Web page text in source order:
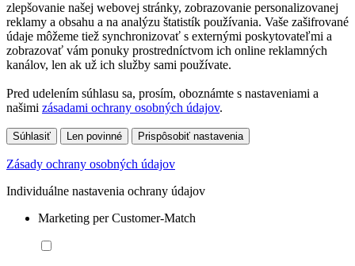
zlepšovanie našej webovej stránky, zobrazovanie personalizovanej
reklamy a obsahu a na analýzu štatistík používania. Vaše zašifrované
údaje môžeme tiež synchronizovať s externými poskytovateľmi a
zobrazovať vám ponuky prostredníctvom ich online reklamných
kanálov, len ak už ich služby sami používate.
Pred udelením súhlasu sa, prosím, oboznámte s nastaveniami a
našimi zásadami ochrany osobných údajov.
Súhlasiť Len povinné Prispôsobiť nastavenia
Zásady ochrany osobných údajov
Individuálne nastavenia ochrany údajov
Marketing per Customer-Match